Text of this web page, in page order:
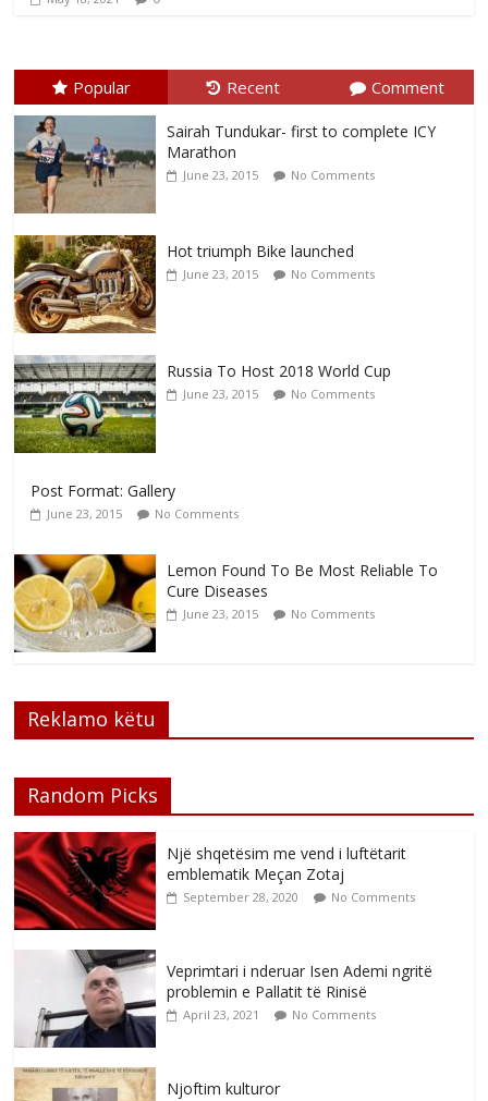
Popular Recent Comment
Sairah Tundukar- first to complete ICY
Marathon
June 23, 2015 No Comments
Hot triumph Bike launched
June 23, 2015 No Comments
Russia To Host 2018 World Cup
June 23, 2015 No Comments
Post Format: Gallery
June 23, 2015 No Comments
Lemon Found To Be Most Reliable To
Cure Diseases
June 23, 2015 No Comments
Reklamo këtu
Random Picks
Një shqetësim me vend i luftëtarit
emblematik Meçan Zotaj
September 28, 2020 No Comments
Veprimtari i nderuar Isen Ademi ngritë
problemin e Pallatit të Rinisë
April 23, 2021 No Comments
Njoftim kulturor